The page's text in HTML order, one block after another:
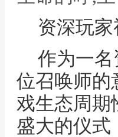
资深玩
作为一
位召唤师的
戏生态周期
盛大的仪式